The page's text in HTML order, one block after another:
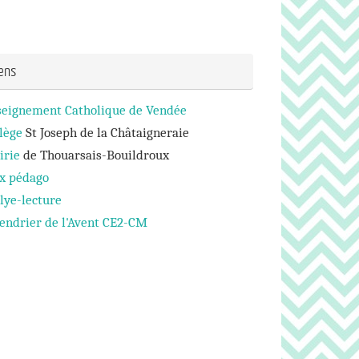
Catholique de Vendée
St Joseph de la Châtaigneraie
de Thouarsais-Bouildroux
pédago
lecture
de l'Avent CE2-CM